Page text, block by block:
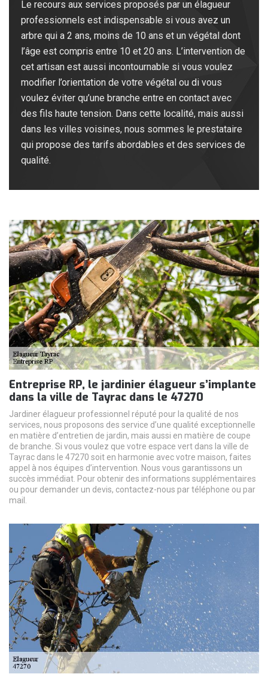
Le recours aux services proposés par un élagueur
professionnels est indispensable si vous avez un
arbre qui a 2 ans, moins de 10 ans et un végétal dont
l’âge est compris entre 10 et 20 ans. L’intervention de
cet artisan est aussi incontournable si vous voulez
modifier l’orientation de votre végétal ou di vous
voulez éviter qu’une branche entre en contact avec
des fils haute tension. Dans cette localité, mais aussi
dans les villes voisines, nous sommes le prestataire
qui propose des tarifs abordables et des services de
qualité.
Entreprise RP, le jardinier élagueur s’implante
dans la ville de Tayrac dans le 47270
Jardiner élagueur professionnel réputé pour la qualité de nos
services, nous proposons des service d’une qualité exceptionnelle
en matière d’entretien de jardin, mais aussi en matière de coupe
de branche. Si vous voulez que votre espace vert dans la ville de
Tayrac dans le 47270 soit en harmonie avec votre maison, faites
appel à nos équipes d’intervention. Nous vous garantissons un
succès immédiat. Pour obtenir des informations supplémentaires
ou pour demander un devis, contactez-nous par téléphone ou par
mail.